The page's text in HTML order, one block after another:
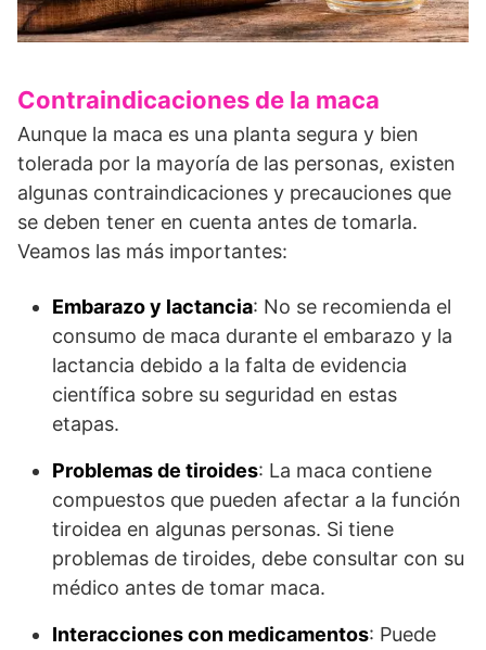
Contraindicaciones de la maca
Aunque la maca es una planta segura y bien
tolerada por la mayoría de las personas, existen
algunas contraindicaciones y precauciones que
se deben tener en cuenta antes de tomarla.
Veamos las más importantes:
Embarazo y lactancia: No se recomienda el
consumo de maca durante el embarazo y la
lactancia debido a la falta de evidencia
científica sobre su seguridad en estas
etapas.
Problemas de tiroides: La maca contiene
compuestos que pueden afectar a la función
tiroidea en algunas personas. Si tiene
problemas de tiroides, debe consultar con su
médico antes de tomar maca.
Interacciones con medicamentos: Puede